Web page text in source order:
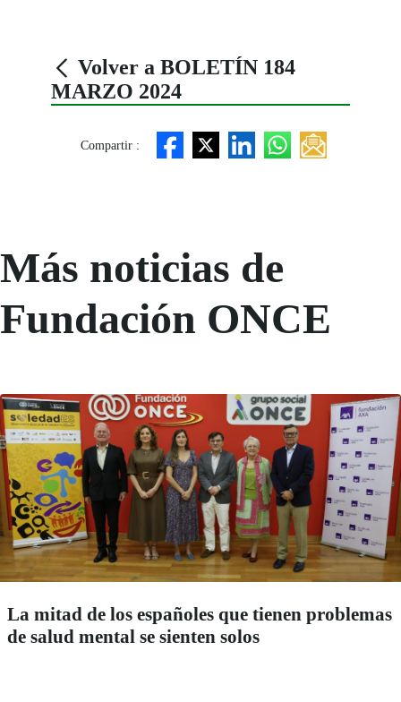
Volver a BOLETÍN 184
MARZO 2024
Compartir :
Más noticias de
Fundación ONCE
La mitad de los españoles que tienen problemas
de salud mental se sienten solos